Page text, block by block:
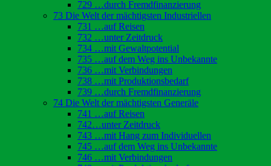
729 …durch Fremdfinanzierung
73 Die Welt der mächtigsten Industriellen
731 …auf Reisen
732 …unter Zeitdruck
734 …mit Gewaltpotential
735 …auf dem Weg ins Unbekannte
736 …mit Verbindungen
738 …mit Produktionsbedarf
739 …durch Fremdfinanzierung
74 Die Welt der mächtigsten Generäle
741 …auf Reisen
742…unter Zeitdruck
743 …mit Hang zum Individuellen
745 …auf dem Weg ins Unbekannte
746 …mit Verbindungen